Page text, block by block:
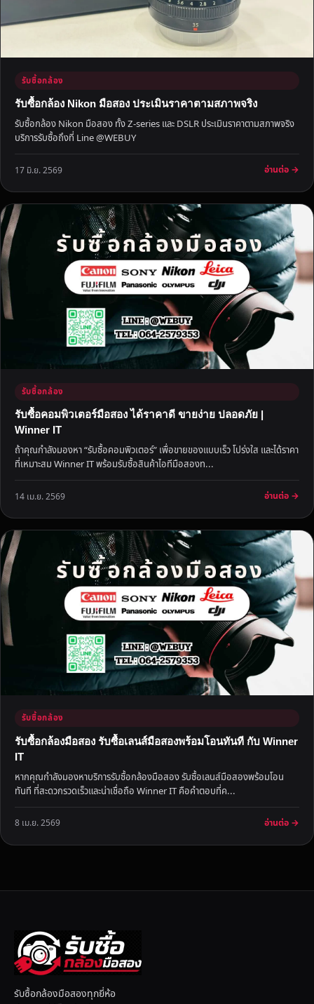
ร
สู
ง
รับซื้อกล้อง
รับซื้อกล้อง Nikon มือสอง ประเมินราคาตามสภาพจริง
รับซื้อกล้อง Nikon มือสอง ทั้ง Z-series และ DSLR ประเมินราคาตามสภาพจริง
บริการรับซื้อถึงที่ Line @WEBUY
17 มิ.ย. 2569 อ่านต่อ →
รับซื้อกล้อง
รับซื้อคอมพิวเตอร์มือสอง ได้ราคาดี ขายง่าย ปลอดภัย |
Winner IT
ถ้าคุณกำลังมองหา “รับซื้อคอมพิวเตอร์” เพื่อขายของแบบเร็ว โปร่งใส และได้ราคา
ที่เหมาะสม Winner IT พร้อมรับซื้อสินค้าไอทีมือสองท...
14 เม.ย. 2569 อ่านต่อ →
รับซื้อกล้อง
รับซื้อกล้องมือสอง รับซื้อเลนส์มือสองพร้อมโอนทันที กับ Winner
IT
หากคุณกำลังมองหาบริการรับซื้อกล้องมือสอง รับซื้อเลนส์มือสองพร้อมโอน
ทันที ที่สะดวกรวดเร็วและน่าเชื่อถือ Winner IT คือคำตอบที่ค...
8 เม.ย. 2569 อ่านต่อ →
รับซื้อกล้องมือสองทุกยี่ห้อ